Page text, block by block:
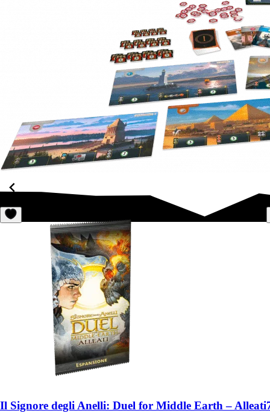
Il Signore degli Anelli: Duel for Middle Earth – Alleati